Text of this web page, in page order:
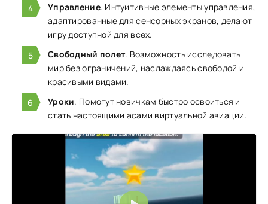
Управление. Интуитивные элементы управления,
адаптированные для сенсорных экранов, делают
игру доступной для всех.
Свободный полет. Возможность исследовать
мир без ограничений, наслаждаясь свободой и
красивыми видами.
Уроки. Помогут новичкам быстро освоиться и
стать настоящими асами виртуальной авиации.